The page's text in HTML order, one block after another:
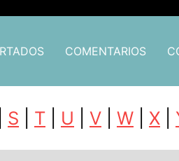
COMENTARIOS
S T U V W X